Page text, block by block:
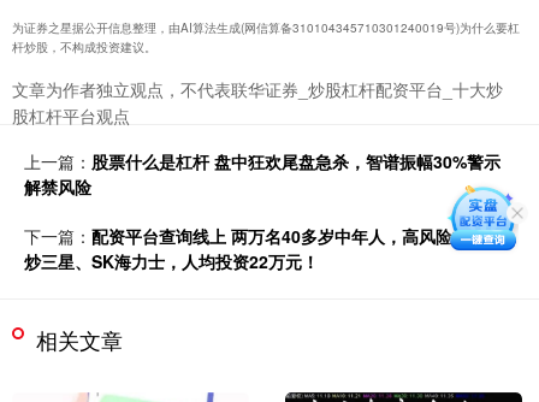
为证券之星据公开信息整理，由AI算法生成(网信算备310104345710301240019号)为什么要杠
杆炒股，不构成投资建议。
文章为作者独立观点，不代表联华证券_炒股杠杆配资平台_十大炒
股杠杆平台观点
上一篇： 股票什么是杠杆 盘中狂欢尾盘急杀，智谱振幅30%警示
解禁风险
下一篇： 配资平台查询线上 两万名40多岁中年人，高风险杠杆爆
炒三星、SK海力士，人均投资22万元！
相关文章